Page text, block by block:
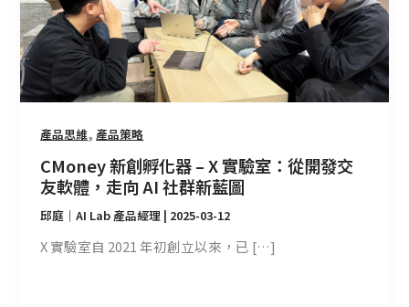
產品思維, 產品策略
CMoney 新創孵化器 – X 實驗室：從開發交
友軟體，走向 AI 社群新藍圖
邱庭｜AI Lab 產品經理 | 2025-03-12
X 實驗室自 2021 年初創立以來，已 […]
器
–
實
驗
室：
從
開
發
交
軟